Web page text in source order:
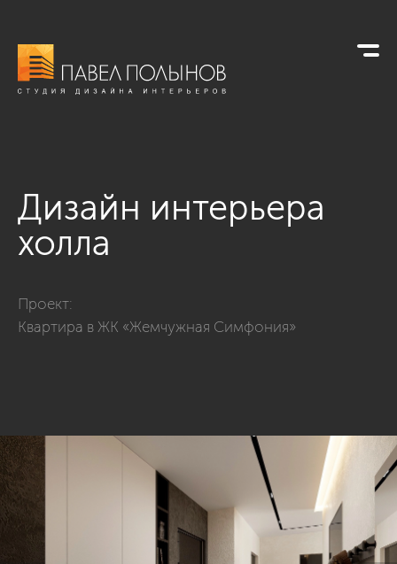
Дизайн интерьера
холла
Проект:
Квартира в ЖК «Жемчужная Симфония»